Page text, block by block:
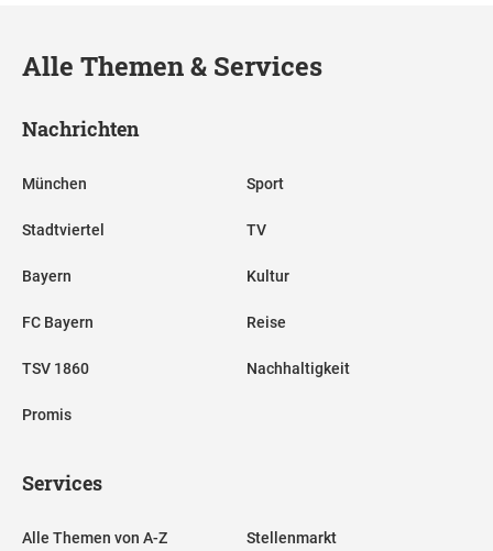
Alle Themen & Services
Nachrichten
München
Stadtviertel
Bayern
FC Bayern
TSV 1860
Promis
Sport
TV
Kultur
Reise
Nachhaltigkeit
Services
Alle Themen von A-Z Stellenmarkt